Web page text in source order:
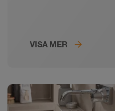
VISA MER